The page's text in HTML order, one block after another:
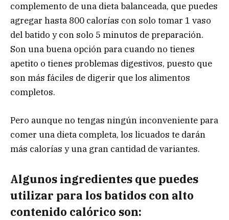
complemento de una dieta balanceada, que puedes
agregar hasta 800 calorías con solo tomar 1 vaso
del batido y con solo 5 minutos de preparación.
Son una buena opción para cuando no tienes
apetito o tienes problemas digestivos, puesto que
son más fáciles de digerir que los alimentos
completos.
Pero aunque no tengas ningún inconveniente para
comer una dieta completa, los licuados te darán
más calorías y una gran cantidad de variantes.
Algunos ingredientes que puedes
utilizar para los batidos con alto
contenido calórico son: